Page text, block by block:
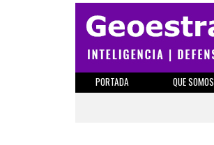
PORTADA QUE SOMOS